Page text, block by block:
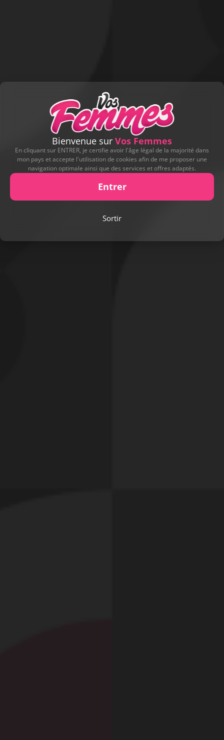
Bienvenue sur Vos Femmes
En cliquant sur ENTRER, je certifie avoir l'âge légal de la majorité dans
mon pays et accepte l'utilisation de cookies afin de me proposer une
navigation optimale ainsi que des services et offres adaptés.
Entrer
Sortir